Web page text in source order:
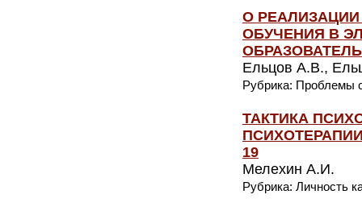
О
ОБУЧЕНИЯ В
Ельцов А.В.,
Рубрика: Проблемы
ТАКТИКА
19
Мелехин А.И.
Рубрика: Личность